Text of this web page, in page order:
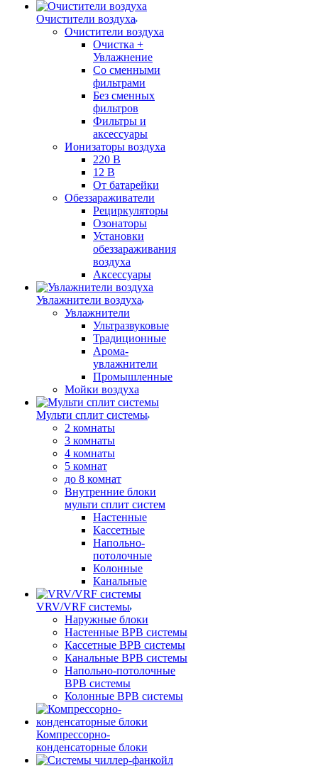
Очистители воздуха
Очистители воздуха
Очистка +
Увлажнение
Cо сменными
фильтрами
Без сменных
фильтров
Фильтры и
аксессуары
Ионизаторы воздуха
220 В
12 В
От батарейки
Обеззараживатели
Рециркуляторы
Озонаторы
Установки
обеззараживания
воздуха
Аксессуары
Увлажнители воздуха
Увлажнители
Ультразвуковые
Традиционные
Арома-
увлажнители
Промышленные
Мойки воздуха
Мульти сплит системы
2 комнаты
3 комнаты
4 комнаты
5 комнат
до 8 комнат
Внутренние блоки
мульти сплит систем
Настенные
Кассетные
Напольно-
потолочные
Колонные
Канальные
VRV/VRF системы
Наружные блоки
Настенные ВРВ системы
Кассетные ВРВ системы
Канальные ВРВ системы
Напольно-потолочные
ВРВ системы
Колонные ВРВ системы
Компрессорно-
конденсаторные блоки